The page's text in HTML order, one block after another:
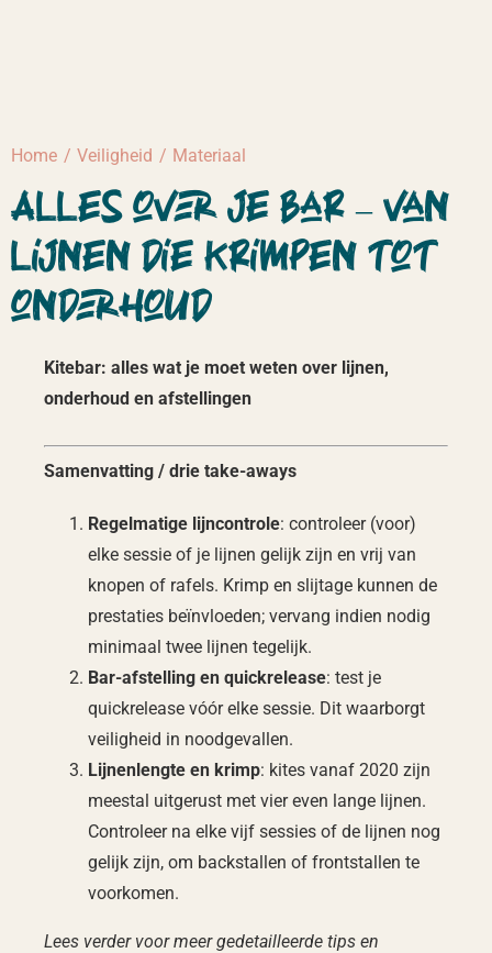
Home Veiligheid Materiaal
Alles over je bar – van
lijnen die krimpen tot
onderhoud
Kitebar: alles wat je moet weten over lijnen,
onderhoud en afstellingen
Samenvatting / drie take-aways
Regelmatige lijncontrole: controleer (voor)
elke sessie of je lijnen gelijk zijn en vrij van
knopen of rafels. Krimp en slijtage kunnen de
prestaties beïnvloeden; vervang indien nodig
minimaal twee lijnen tegelijk.
Bar-afstelling en quickrelease: test je
quickrelease vóór elke sessie. Dit waarborgt
veiligheid in noodgevallen.
Lijnenlengte en krimp: kites vanaf 2020 zijn
meestal uitgerust met vier even lange lijnen.
Controleer na elke vijf sessies of de lijnen nog
gelijk zijn, om backstallen of frontstallen te
voorkomen.
Lees verder voor meer gedetailleerde tips en